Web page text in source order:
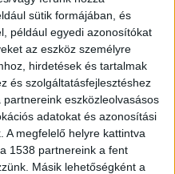
sütik formájában, és
például egyedi azonosítókat
az eszköz személyre
hirdetések és tartalmak
és szolgáltatásfejlesztéshez
eszközleolvasásos
adatokat és azonosítási
A megfelelő helyre kattintva
1538 partnereink a fent
Másik lehetőségként a
az általános
kiírására,...